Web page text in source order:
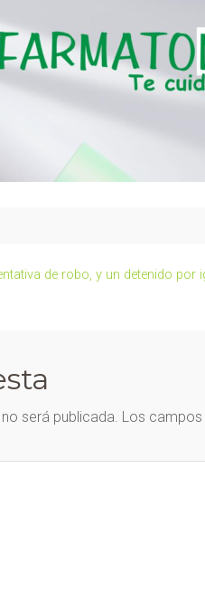
de robo, y un detenido por
será publicada. Los